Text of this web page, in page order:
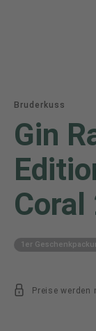
Bruderkuss
Gin
Coral
1er
Preise